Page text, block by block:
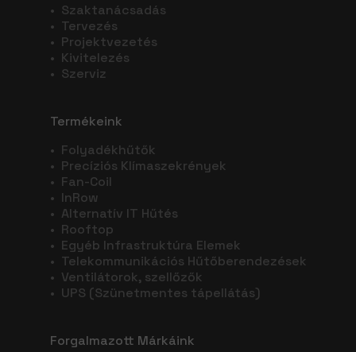
• Szaktanácsadás
• Tervezés
• Projektvezetés
• Kivitelezés
• Szerviz
Termékeink
• Folyadékhűtők
• Precíziós Klímaszekrények
• Fan-Coil
• InRow
• Alternatív IT Hűtés
• Rooftop
• Egyéb Infrastruktúra Elemek
• Telekommunikációs Hűtőberendezések
• Ventilátorok, szellőzők
• UPS (Szünetmentes tápellátás)
Forgalmazott Márkáink